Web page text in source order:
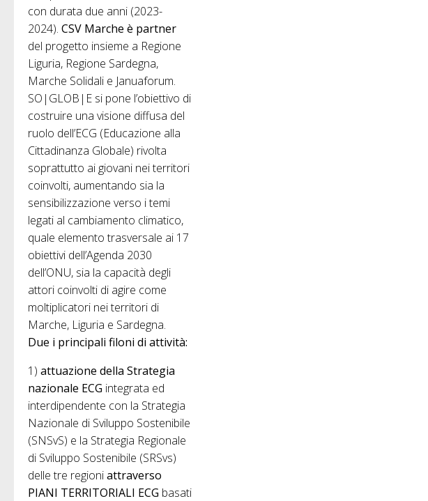
con durata due anni (2023-
2024). CSV Marche è partner
del progetto insieme a Regione
Liguria, Regione Sardegna,
Marche Solidali e Januaforum.
SO|GLOB|E si pone l’obiettivo di
costruire una visione diffusa del
ruolo dell’ECG (Educazione alla
Cittadinanza Globale) rivolta
soprattutto ai giovani nei territori
coinvolti, aumentando sia la
sensibilizzazione verso i temi
legati al cambiamento climatico,
quale elemento trasversale ai 17
obiettivi dell’Agenda 2030
dell’ONU, sia la capacità degli
attori coinvolti di agire come
moltiplicatori nei territori di
Marche, Liguria e Sardegna.
Due i principali filoni di attività:
1) attuazione della Strategia
nazionale ECG integrata ed
interdipendente con la Strategia
Nazionale di Sviluppo Sostenibile
(SNSvS) e la Strategia Regionale
di Sviluppo Sostenibile (SRSvs)
delle tre regioniattraverso
PIANI TERRITORIALI ECG basati